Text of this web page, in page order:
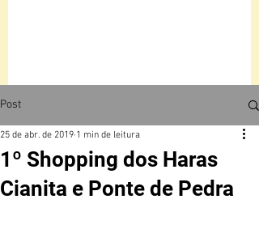
Post
1º Shopping dos Haras
Cianita e Ponte de Pedra
25 de abr. de 2019 1 min de leitura